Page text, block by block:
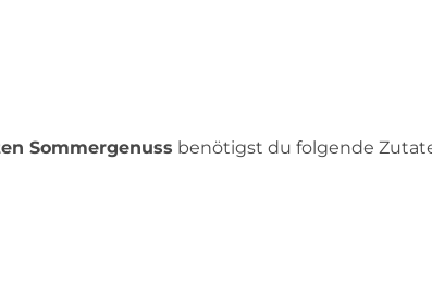
Sommergenuss benötigst du folgende